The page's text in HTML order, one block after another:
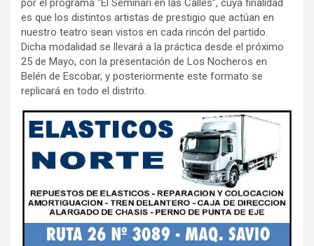
por el programa “El Seminari en las Calles”, cuya finalidad
es que los distintos artistas de prestigio que actúan en
nuestro teatro sean vistos en cada rincón del partido.
Dicha modalidad se llevará a la práctica desde el próximo
25 de Mayo, con la presentación de Los Nocheros en
Belén de Escobar, y posteriormente este formato se
replicará en todo el distrito.